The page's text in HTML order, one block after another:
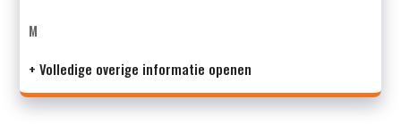
M
+ Volledige overige informatie openen